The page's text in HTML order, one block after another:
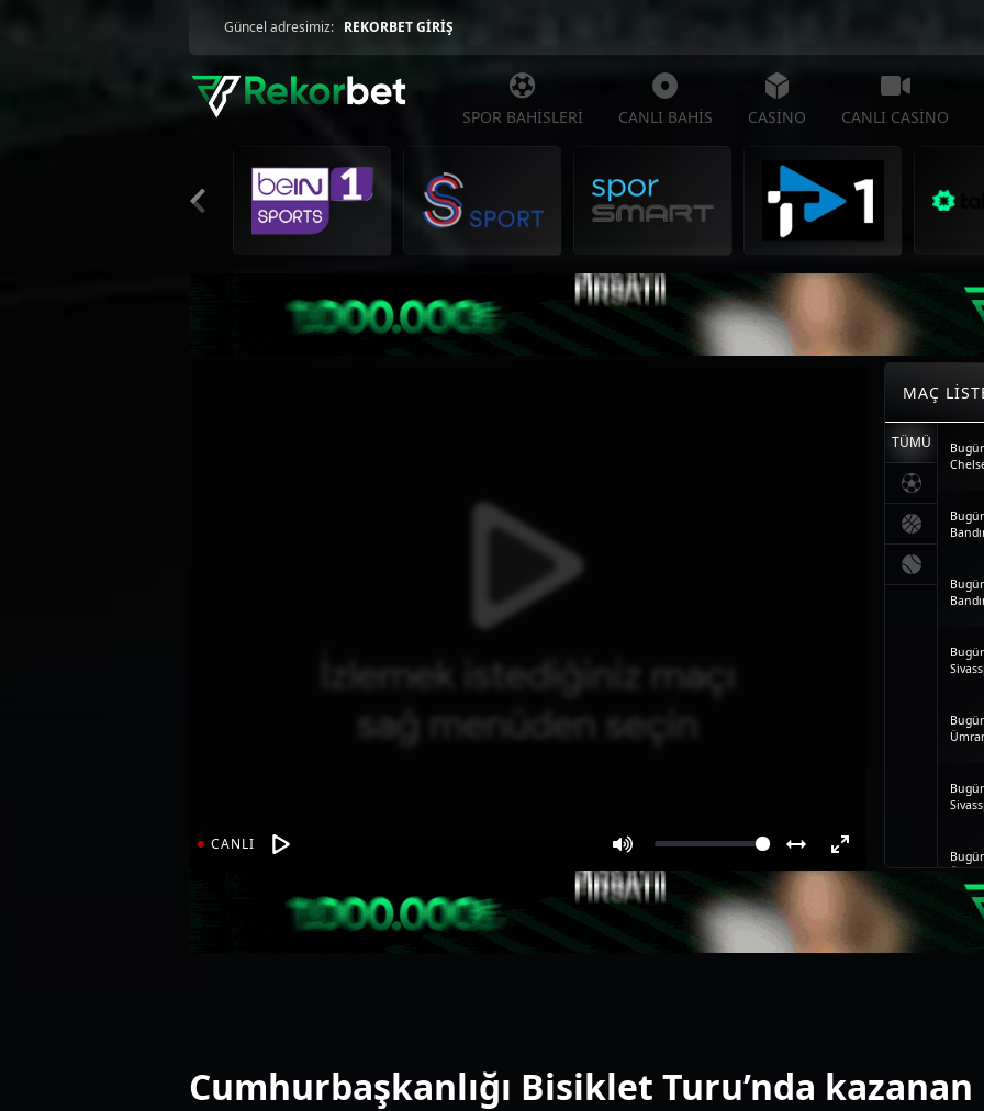
Güncel adresimiz: REKORBET GİRİŞ
SPOR BAHISLERI CANLI BAHIS CASINO CANLI CASINO
CANLI
MAÇ
TÜMÜ
Cumhurbaşkanlığı Bisiklet Turu’nda